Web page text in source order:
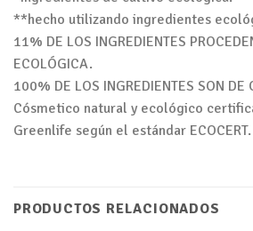
**hecho utilizando ingredientes
11% DE LOS INGREDIENTES
ECOLÓGICA.
100% DE LOS INGREDIENTES SON DE
Cósmetico natural y ecológico
Greenlife según el estándar ECOCERT.
PRODUCTOS RELACIONADOS